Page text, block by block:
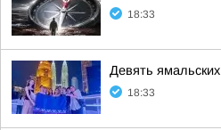
18:33
Девять
18:33